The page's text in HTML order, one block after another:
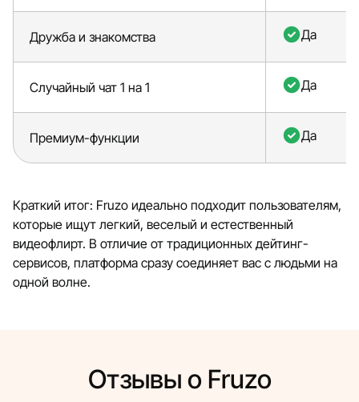
Дружба и знакомства Да
Случайный чат 1 на 1 Да
Премиум-функции Да
Краткий итог: Fruzo идеально подходит пользователям,
которые ищут легкий, веселый и естественный
видеофлирт. В отличие от традиционных дейтинг-
сервисов, платформа сразу соединяет вас с людьми на
одной волне.
Отзывы о Fruzo